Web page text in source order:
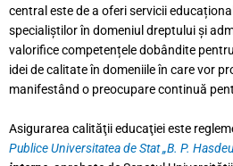
central este de a oferi servicii
specialiștilor în domeniul dreptului și
valorifice competențele dobândite
idei de calitate în domeniile în care vor
manifestând o preocupare continuă
Asigurarea calităţii educaţiei este
Publice Universitatea de Stat „B. P.